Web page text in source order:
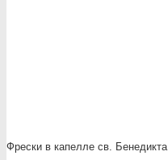
Фрески в капелле св.